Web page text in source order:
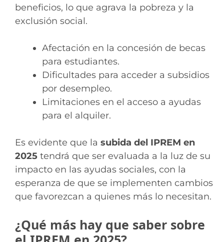
beneficios, lo que agrava la pobreza y la
exclusión social.
Afectación en la concesión de becas
para estudiantes.
Dificultades para acceder a subsidios
por desempleo.
Limitaciones en el acceso a ayudas
para el alquiler.
Es evidente que la subida del IPREM en
2025 tendrá que ser evaluada a la luz de su
impacto en las ayudas sociales, con la
esperanza de que se implementen cambios
que favorezcan a quienes más lo necesitan.
¿Qué más hay que saber sobre